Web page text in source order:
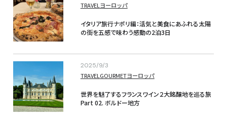
TRAVELヨーロッパ
イタリア旅行ナポリ編：活気と美食にあふれる太陽
の街を五感で味わう感動の2泊3日
2025/9/3
TRAVEL GOURMETヨーロッパ
世界を魅了するフランスワイン２大銘醸地を巡る旅
Part 02. ボルドー地方